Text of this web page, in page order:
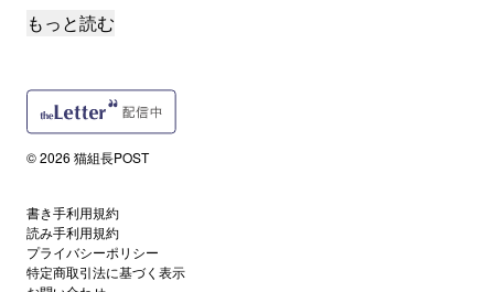
サポートメンバー限定
2026.07.20
佐藤二朗氏を破壊した「人権ビジネス」の異様
2026.07.12
サポートメンバー限定
もっと読む
© 2026 猫組長POST
書き手利用規約
読み手利用規約
プライバシーポリシー
特定商取引法に基づく表示